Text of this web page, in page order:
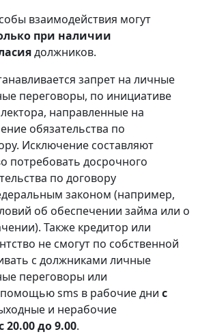
взаимодействия могут
при наличии
должников.
запрет на личные
переговоры, по инициативе
направленные на
обязательства по
Исключение составляют
потребовать досрочного
по договору
законом (например,
об обеспечении займа или о
Также кредитор или
не смогут по собственной
с должниками личные
переговоры или
помощью sms в рабочие дни с
и нерабочие
20.00 до 9.00.